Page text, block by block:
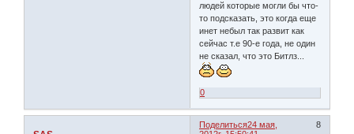
людей которые могли бы что-
то подсказать, это когда еще
инет небыл так развит как
сейчас т.е 90-е года, не один
не сказал, что это Битлз...
0
Поделиться 8
24 мая,